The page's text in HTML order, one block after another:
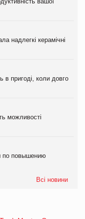
надлегкі керамічні
в пригоді, коли довго
можливості
по повышению
Всі новини